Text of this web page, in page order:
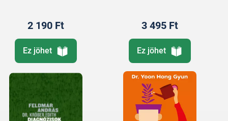
2 190 Ft
Ez jöhet
3 495 Ft
Ez jöhet